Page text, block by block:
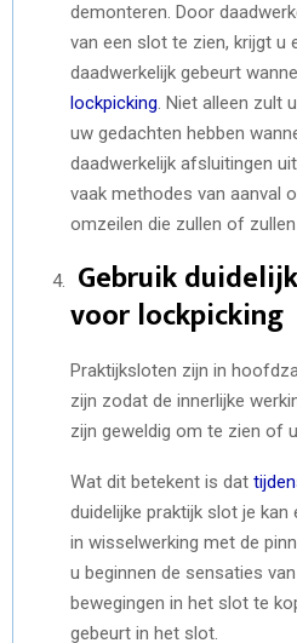
demonteren. Door
van een slot te zien, krijgt u
daadwerkelijk gebeurt
lockpicking. Niet alleen zult
uw gedachten hebben
daadwerkelijk afsluitingen
vaak methodes van aanval
omzeilen die zullen of
Gebruik
voor lockpicking
Praktijksloten zijn in
zijn zodat de innerlijke
zijn geweldig om te zien of
Wat dit betekent is dat
duidelijke praktijk slot je kan
in wisselwerking met de
u beginnen de sensaties
bewegingen in het slot te
gebeurt in het slot.